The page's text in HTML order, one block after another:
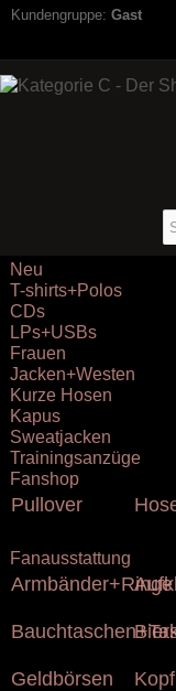
Kundengruppe: Gast
Neu
T-shirts+Polos
CDs
LPs+USBs
Frauen
Jacken+Westen
Kurze Hosen
Kapus
Sweatjacken
Trainingsanzüge
Fanshop
Pullover
Fanausstattung
Armbänder+Ringe
Geldbörsen